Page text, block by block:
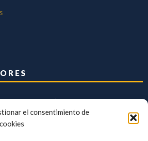
el consentimiento de